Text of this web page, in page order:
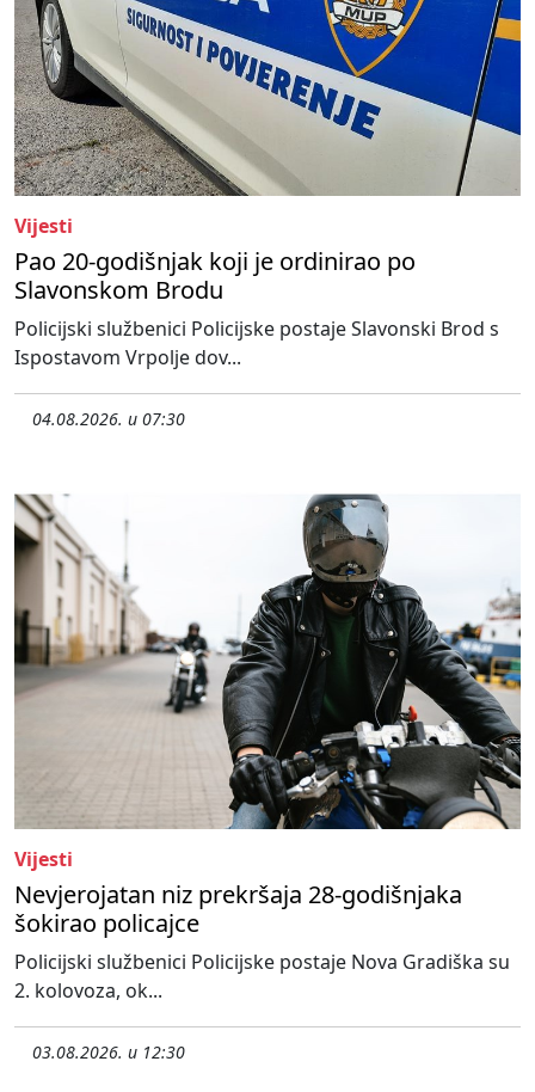
Vijesti
Pao 20-godišnjak koji je ordinirao po
Slavonskom Brodu
Policijski službenici Policijske postaje Slavonski Brod s
Ispostavom Vrpolje dov...
04.08.2026. u 07:30
Vijesti
Nevjerojatan niz prekršaja 28-godišnjaka
šokirao policajce
Policijski službenici Policijske postaje Nova Gradiška su
2. kolovoza, ok...
03.08.2026. u 12:30